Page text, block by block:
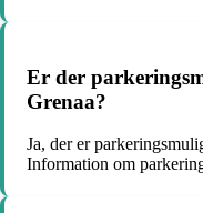
Er der
Grenaa?
Ja, der er
Information om